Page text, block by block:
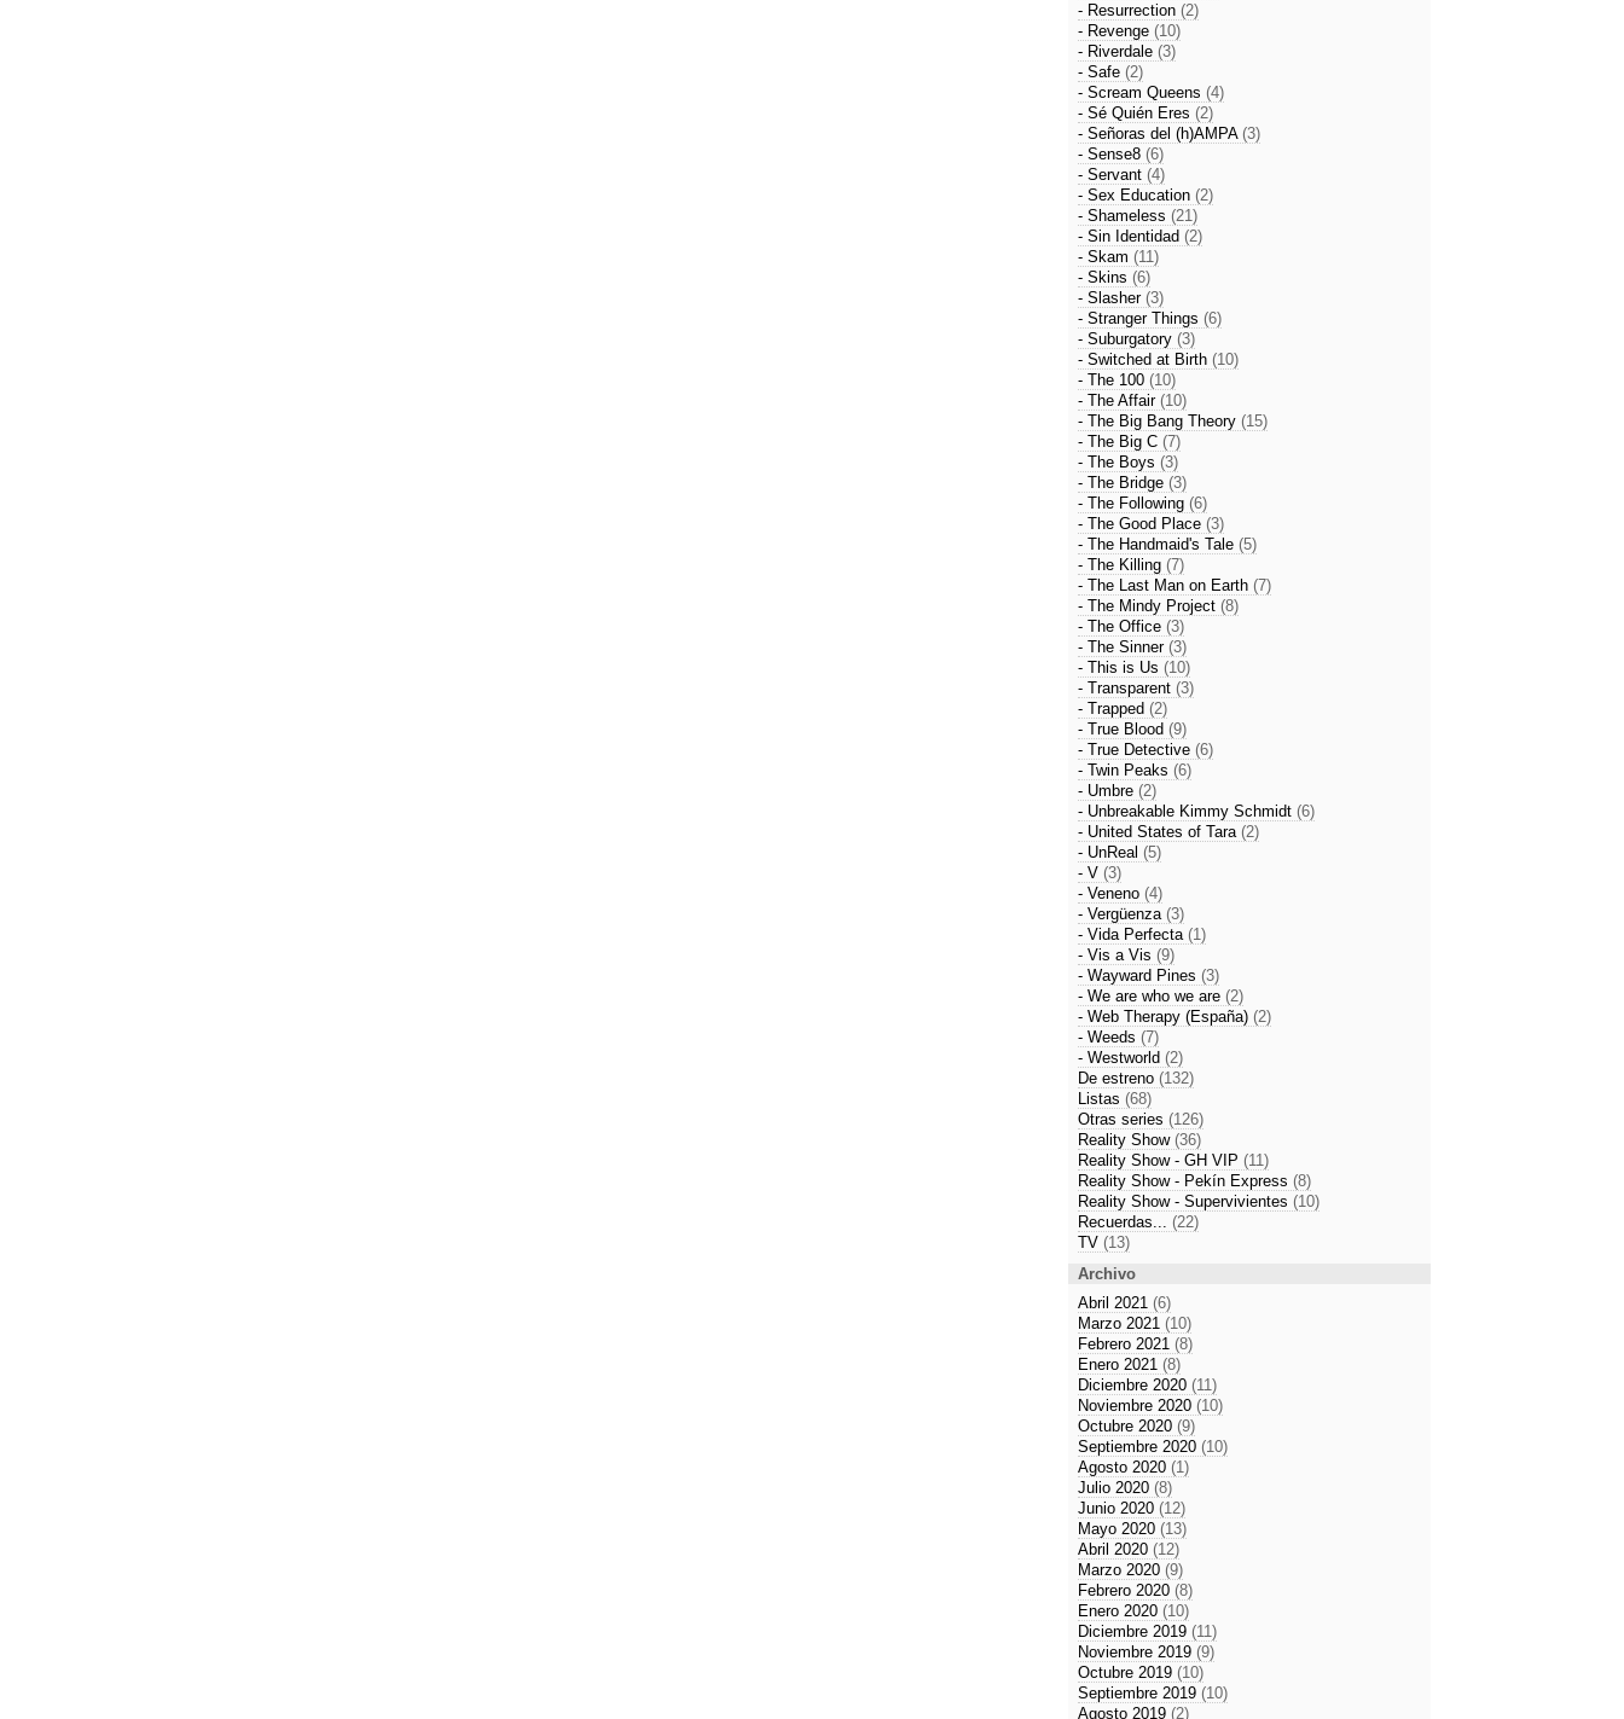
- Resurrection (2)
- Revenge (10)
- Riverdale (3)
- Safe (2)
- Scream Queens (4)
- Sé Quién Eres (2)
- Señoras del (h)AMPA (3)
- Sense8 (6)
- Servant (4)
- Sex Education (2)
- Shameless (21)
- Sin Identidad (2)
- Skam (11)
- Skins (6)
- Slasher (3)
- Stranger Things (6)
- Suburgatory (3)
- Switched at Birth (10)
- The 100 (10)
- The Affair (10)
- The Big Bang Theory (15)
- The Big C (7)
- The Boys (3)
- The Bridge (3)
- The Following (6)
- The Good Place (3)
- The Handmaid's Tale (5)
- The Killing (7)
- The Last Man on Earth (7)
- The Mindy Project (8)
- The Office (3)
- The Sinner (3)
- This is Us (10)
- Transparent (3)
- Trapped (2)
- True Blood (9)
- True Detective (6)
- Twin Peaks (6)
- Umbre (2)
- Unbreakable Kimmy Schmidt (6)
- United States of Tara (2)
- UnReal (5)
- V (3)
- Veneno (4)
- Vergüenza (3)
- Vida Perfecta (1)
- Vis a Vis (9)
- Wayward Pines (3)
- We are who we are (2)
- Web Therapy (España) (2)
- Weeds (7)
- Westworld (2)
De estreno (132)
Listas (68)
Otras series (126)
Reality Show (36)
Reality Show - GH VIP (11)
Reality Show - Pekín Express (8)
Reality Show - Supervivientes (10)
Recuerdas... (22)
TV (13)
Archivo
Abril 2021 (6)
Marzo 2021 (10)
Febrero 2021 (8)
Enero 2021 (8)
Diciembre 2020 (11)
Noviembre 2020 (10)
Octubre 2020 (9)
Septiembre 2020 (10)
Agosto 2020 (1)
Julio 2020 (8)
Junio 2020 (12)
Mayo 2020 (13)
Abril 2020 (12)
Marzo 2020 (9)
Febrero 2020 (8)
Enero 2020 (10)
Diciembre 2019 (11)
Noviembre 2019 (9)
Octubre 2019 (10)
Septiembre 2019 (10)
Agosto 2019 (2)